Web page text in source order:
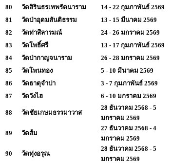
80 วัดสิรินธรเทพรัตนาราม 14 - 22 กุมภาพันธ์ 2569
81
วัดป่าอุดมสันติธรรม 13 - 15 มีนาคม 2569
82
วัดท่าสีลารมณ์ 24 - 26 มกราคม 2569
83
วัดโพธิ์ศรี 13 - 17 กุมภาพันธ์ 2569
84
วัดป่ากาญจนาราม 26 - 28 มกราคม 2569
85
วัดโพนทอง 5 - 10 มีนาคม 2569
86
วัดธาตุจำปา 3 - 7 กุมภาพันธ์ 2569
87
วัดวังไฮ 6 - 10 มกราคม 2569
88 วัดชัยเกษมธรรมาวาส
28 ธันวาคม 2568 - 5
มกราคม 2569
89 วัดส้ม
27 ธันวาคม 2568 - 4
มกราคม 2569
90 วัดทุ่งอรุณ
28 ธันวาคม 2568 - 5
มกราคม 2569